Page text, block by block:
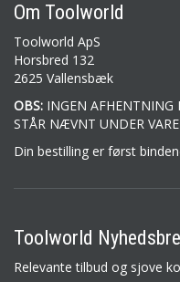
Om Toolworld
Toolworld ApS
Horsbred 132
2625 Vallensbæk
OBS: INGEN
STÅR NÆVNT UNDER
Din bestilling er først
Toolworld
Relevante tilbud og sjove